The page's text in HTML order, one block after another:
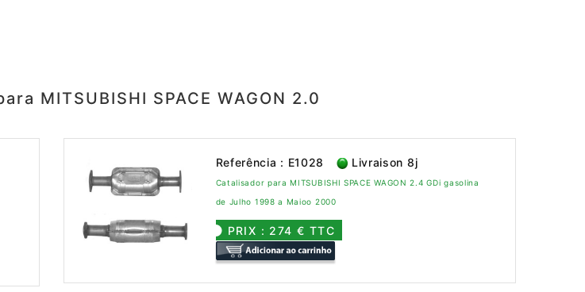
MITSUBISHI SPACE WAGON 2.0
Referência : E1028 Livraison 8j
Catalisador para MITSUBISHI SPACE WAGON 2.4 GDi gasolina
de Julho 1998 a Maioo 2000
PRIX : 274 € TTC